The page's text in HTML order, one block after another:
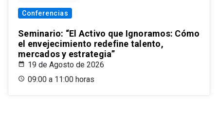
Conferencias
Seminario: “El Activo que Ignoramos: Cómo
el envejecimiento redefine talento,
mercados y estrategia”
19 de Agosto de 2026
09:00 a 11:00 horas